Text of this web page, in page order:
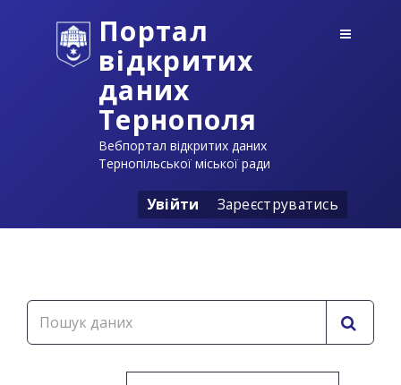
Портал
відкритих
даних
Тернополя
Вебпортал відкритих даних
Тернопільської міської ради
Увійти Зареєструватись